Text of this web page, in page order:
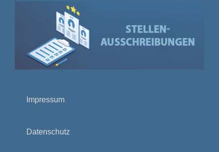
Impressum
Datenschutz